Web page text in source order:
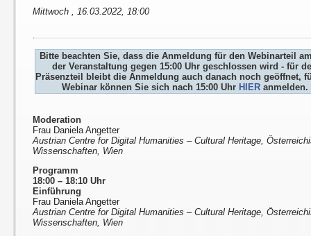
Mittwoch , 16.03.2022, 18:00
Bitte beachten Sie, dass die Anmeldung für den Webinarteil
der Veranstaltung gegen 15:00 Uhr geschlossen wird - für
Präsenzteil bleibt die Anmeldung auch danach noch geöffnet,
Webinar können Sie sich nach 15:00 Uhr HIER anmelden.
Moderation
Frau Daniela Angetter
Austrian Centre for Digital Humanities – Cultural Heritage,
Wissenschaften, Wien
Programm
18:00 – 18:10 Uhr
Einführung
Frau Daniela Angetter
Austrian Centre for Digital Humanities – Cultural Heritage,
Wissenschaften, Wien